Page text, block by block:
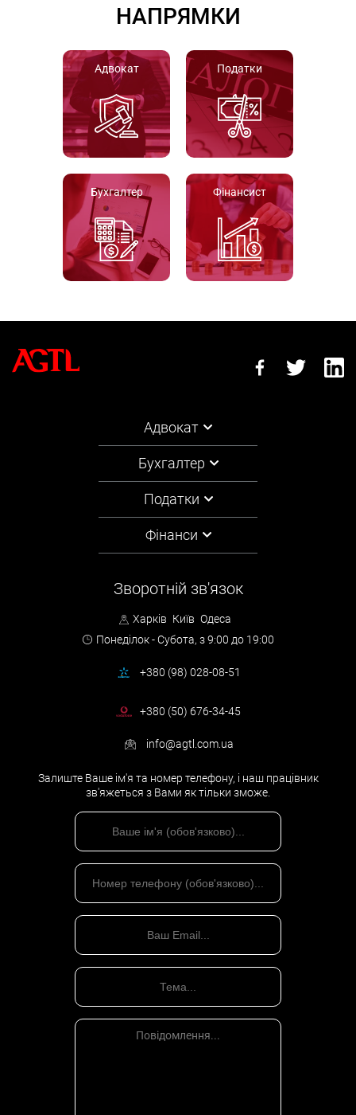
НАПРЯМКИ
Адвокат Податки
Бухгалтер Фінансист
Адвокат
Бухгалтер
Податки
Фінанси
Зворотній зв'язок
Харків Київ Одеса
Понеділок - Субота, з 9:00 до 19:00
+380 (98) 028-08-51
+380 (50) 676-34-45
info@agtl.com.ua
Залиште Ваше ім'я та номер телефону, і наш працівник
зв'яжеться з Вами як тільки зможе.